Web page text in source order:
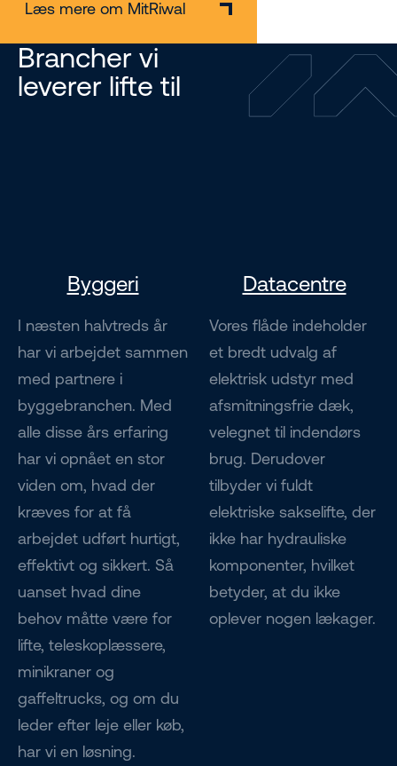
Læs mere om MitRiwal
Brancher vi
leverer lifte til
Byggeri
I næsten halvtreds år
har vi arbejdet sammen
med partnere i
byggebranchen. Med
alle disse års erfaring
har vi opnået en stor
viden om, hvad der
kræves for at få
arbejdet udført hurtigt,
effektivt og sikkert. Så
uanset hvad dine
behov måtte være for
lifte, teleskoplæssere,
minikraner og
gaffeltrucks, og om du
leder efter leje eller køb,
har vi en løsning.
Datacentre
Vores flåde indeholder
et bredt udvalg af
elektrisk udstyr med
afsmitningsfrie dæk,
velegnet til indendørs
brug. Derudover
tilbyder vi fuldt
elektriske sakselifte, der
ikke har hydrauliske
komponenter, hvilket
betyder, at du ikke
oplever nogen lækager.